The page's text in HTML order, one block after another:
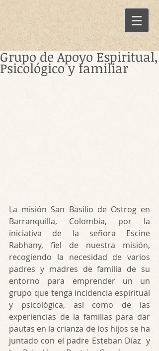
Grupo de Apoyo Espiritual,
Psicológico y familiar
La misión San Basilio de Ostrog en
Barranquilla, Colombia, por la
iniciativa de la señora Escine
Rabhany, fiel de nuestra misión,
recogiendo la necesidad de varios
padres y madres de familia de su
entorno para emprender un un
grupo que tenga incidencia espiritual
y psicológica, así como de las
experiencias de la familias para dar
pautas en la crianza de los hijos se ha
juntado con el padre Esteban Díaz  y